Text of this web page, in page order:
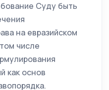
Суду быть
на евразийском
числе
как основ